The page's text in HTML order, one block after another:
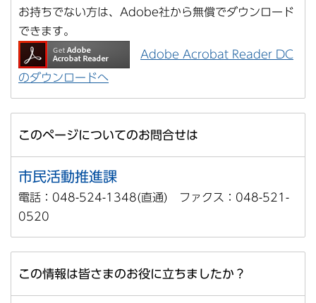
お持ちでない方は、Adobe社から無償でダウンロード
できます。
Adobe Acrobat Reader DC
のダウンロードへ
このページについてのお問合せは
市民活動推進課
電話：048-524-1348(直通) ファクス：048-521-
0520
この情報は皆さまのお役に立ちましたか？